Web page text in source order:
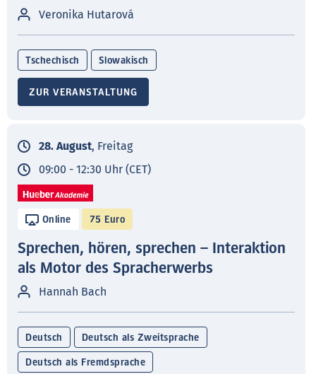
Veronika Hutarová
Tschechisch Slowakisch
ZUR VERANSTALTUNG
28. August, Freitag
09:00 - 12:30 Uhr (CET)
Online 75 Euro
Sprechen, hören, sprechen – Interaktion
als Motor des Spracherwerbs
Hannah Bach
Deutsch Deutsch als Zweitsprache
Deutsch als Fremdsprache